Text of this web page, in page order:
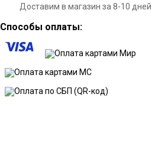
Доставим в магазин за 8-10 дней
Способы оплаты: